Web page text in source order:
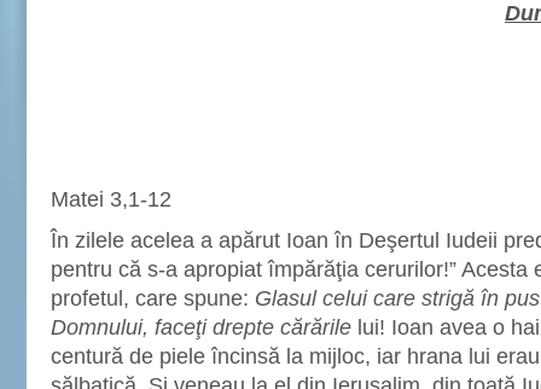
Matei 3,1-12
În zilele acelea a apărut Ioan în Deşertul Iudeii
pentru că s-a apropiat împărăţia cerurilor!” Acesta
profetul, care spune: Glasul celui care strigă în
Domnului, faceţi drepte cărările lui! Ioan avea o
centură de piele încinsă la mijloc, iar hrana lui